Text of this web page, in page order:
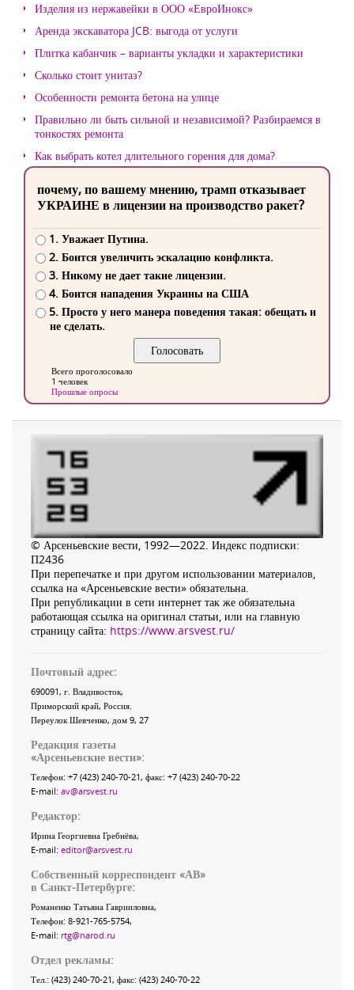
Изделия из нержавейки в ООО «ЕвроИнокс»
Аренда экскаватора JCB: выгода от услуги
Плитка кабанчик – варианты укладки и характеристики
Сколько стоит унитаз?
Особенности ремонта бетона на улице
Правильно ли быть сильной и независимой? Разбираемся в
тонкостях ремонта
Как выбрать котел длительного горения для дома?
почему, по вашему мнению, трамп отказывает
УКРАИНЕ в лицензии на производство ракет?
1. Уважает Путина.
2. Боится увеличить эскалацию конфликта.
3. Никому не дает такие лицензии.
4. Боится нападения Украины на США
5. Просто у него манера поведения такая: обещать и
не сделать.
Всего проголосовало
1 человек
Прошлые опросы
© Арсеньевские вести, 1992—2022. Индекс подписки:
П2436
При перепечатке и при другом использовании материалов,
ссылка на «Арсеньевские вести» обязательна.
При републикации в сети интернет так же обязательна
работающая ссылка на оригинал статьи, или на главную
страницу сайта: https://www.arsvest.ru/
Почтовый адрес:
690091, г. Владивосток,
Приморский край, Россия
Переулок Шевченко, дом 9, 27
Редакция газеты
«Арсеньевские вести»:
Телефон: +7 (423) 240-70-21, факс: +7 (423) 240-70-22
E-mail: av@arsvest.ru
Редактор:
Ирина Георгиевна Гребнёва,
E-mail: editor@arsvest.ru
Собственный корреспондент «АВ»
в Санкт-Петербурге:
Романенко Татьяна Гаврииловна,
Телефон: 8-921-765-5754,
E-mail: rtg@narod.ru
Отдел рекламы:
Тел.: (423) 240-70-21, факс: (423) 240-70-22